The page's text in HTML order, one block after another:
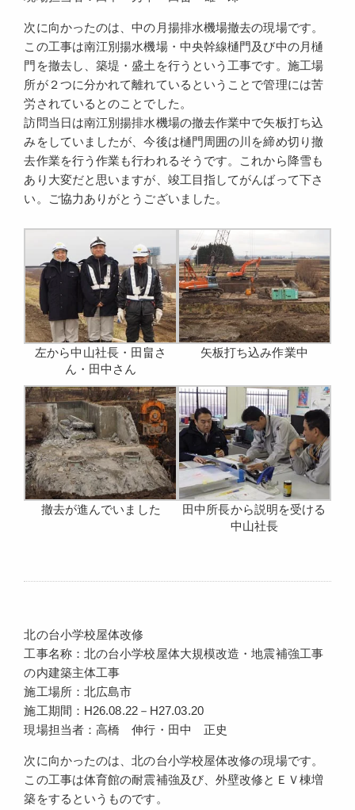
次に向かったのは、中の月揚排水機場撤去の現場です。
この工事は南江別揚水機場・中央幹線樋門及び中の月樋
門を撤去し、築堤・盛土を行うという工事です。施工場
所が２つに分かれて離れているということで管理には苦
労されているとのことでした。
訪問当日は南江別揚排水機場の撤去作業中で矢板打ち込
みをしていましたが、今後は樋門周囲の川を締め切り撤
去作業を行う作業も行われるそうです。これから降雪も
あり大変だと思いますが、竣工目指してがんばって下さ
い。ご協力ありがとうございました。
左から中山社長・田畠さ
ん・田中さん
矢板打ち込み作業中
撤去が進んでいました
田中所長から説明を受ける
中山社長
北の台小学校屋体改修
工事名称：北の台小学校屋体大規模改造・地震補強工事
の内建築主体工事
施工場所：北広島市
施工期間：H26.08.22－H27.03.20
現場担当者：高橋 伸行・田中 正史
次に向かったのは、北の台小学校屋体改修の現場です。
この工事は体育館の耐震補強及び、外壁改修とＥＶ棟増
築をするというものです。